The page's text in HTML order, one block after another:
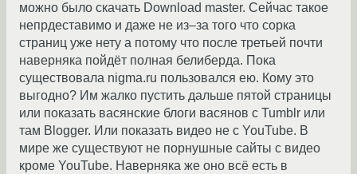
можно было скачать Download master. Сейчас такое
непрдеставимо и даже не из–за того что сорка
страниц уже нету а потому что после третьей почти
наверняка пойдёт полная белиберда. Пока
существовала nigma.ru пользовался ею. Кому это
выгодно? Им жалко пустить дальше пятой страницы
или показать васянские блоги васянов с Tumblr или
там Blogger. Или показать видео не с YouTube. В
мире же существуют не порнушные сайты с видео
кроме YouTube. Наверняка же оно всё есть в